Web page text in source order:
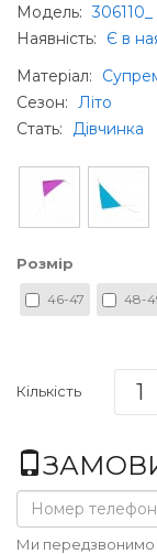
Модель: 306110_
Наявність:
Є в
Матеріал:
Сезон: Літо
Стать: Дівчинка
Розмір
46-47 48-
Кількість
Ми передзвонимо